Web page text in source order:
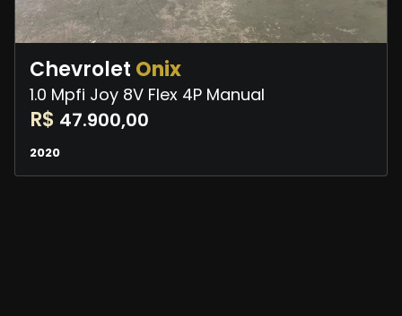
Chevrolet Onix
1.0 Mpfi Joy 8V Flex 4P Manual
R$ 47.900,00
2020